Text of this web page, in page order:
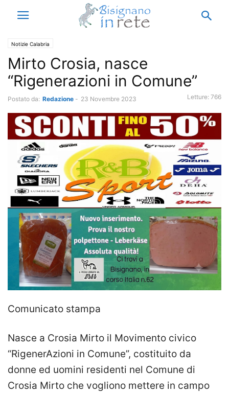
Notizie Calabria
Mirto Crosia, nasce
“Rigenerazioni in Comune”
Postato da: Redazione - 23 Novembre 2023 Letture: 766
Comunicato stampa
Nasce a Crosia Mirto il Movimento civico
“RigenerAzioni in Comune”, costituito da
donne ed uomini residenti nel Comune di
Crosia Mirto che vogliono mettere in campo